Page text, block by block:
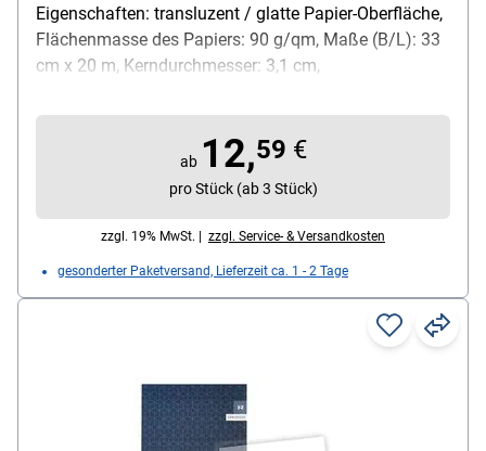
Eigenschaften: transluzent / glatte Papier-Oberfläche,
Flächenmasse des Papiers: 90 g/qm, Maße (B/L): 33
cm x 20 m, Kerndurchmesser: 3,1 cm,
Lieferumfang: 1 Skizzenrolle
ab 12,59 €
pro Stück (ab 3 Stück)
zzgl. 19% MwSt. | zzgl. Service- & Versandkosten
gesonderter Paketversand, Lieferzeit ca. 1 - 2 Tage